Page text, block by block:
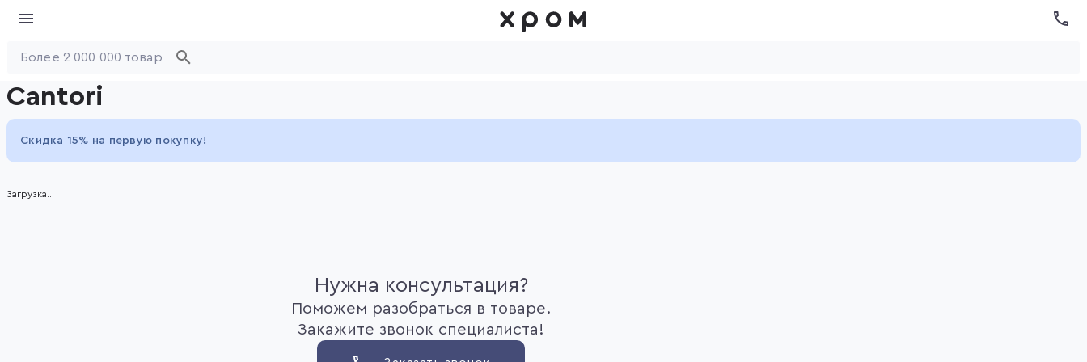
Cantori
Скидка 15% на первую покупку!
Загрузка...
Нужна консультация?
Поможем разобраться в товаре.
Закажите звонок специалиста!